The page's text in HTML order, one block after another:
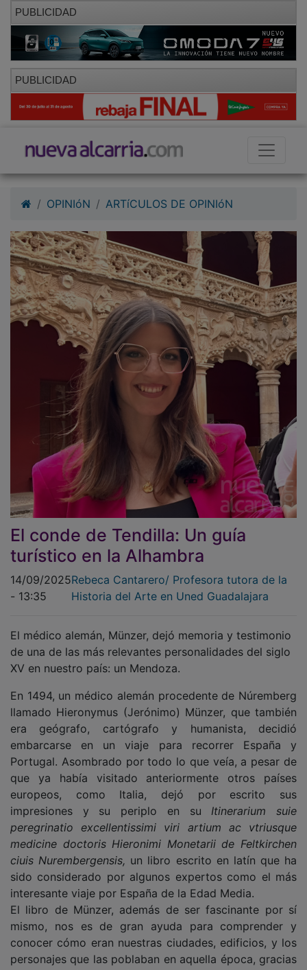
PUBLICIDAD
PUBLICIDAD
El conde de Tendilla: Un guía
turístico en la Alhambra
- 13:35
Historia del Arte en Uned Guadalajara
de una de las más relevantes personalidades del siglo
XV en nuestro país: un Mendoza.
llamado Hieronymus (Jerónimo) Münzer, que también
era geógrafo, cartógrafo y humanista, decidió
embarcarse en un viaje para recorrer España y
Portugal. Asombrado por todo lo que veía, a pesar de
que ya había visitado anteriormente otros países
europeos, como Italia, dejó por escrito sus
impresiones y su periplo en suItinerarium suie
peregrinatio excellentissimi viri artium ac vtriusque
medicine doctoris Hieronimi Monetarii de Feltkirchen
ciuis Nurembergensis,un libro escrito en latín que ha
sido considerado por algunos expertos como el más
interesante viaje por España de la Edad Media.
El libro de Münzer, además de ser fascinante por sí
mismo, nos es de gran ayuda para comprender y
conocer cómo eran nuestras ciudades, edificios, y los
personajes que las poblaban en aquella época, gracias
a la narración del médico alemán, ya que Jerónimo